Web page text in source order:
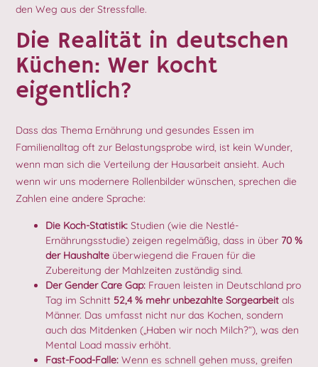
den Weg aus der Stressfalle.
Die Realität in deutschen
Küchen: Wer kocht
eigentlich?
Dass das Thema Ernährung und gesundes Essen im
Familienalltag oft zur Belastungsprobe wird, ist kein Wunder,
wenn man sich die Verteilung der Hausarbeit ansieht. Auch
wenn wir uns modernere Rollenbilder wünschen, sprechen die
Zahlen eine andere Sprache:
Die Koch-Statistik: Studien (wie die Nestlé-
Ernährungsstudie) zeigen regelmäßig, dass in über 70 %
der Haushalte überwiegend die Frauen für die
Zubereitung der Mahlzeiten zuständig sind.
Der Gender Care Gap: Frauen leisten in Deutschland pro
Tag im Schnitt 52,4 % mehr unbezahlte Sorgearbeit als
Männer. Das umfasst nicht nur das Kochen, sondern
auch das Mitdenken („Haben wir noch Milch?“), was den
Mental Load massiv erhöht.
Fast-Food-Falle: Wenn es schnell gehen muss, greifen